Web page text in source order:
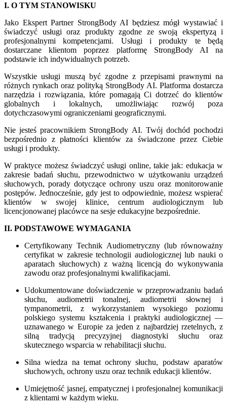
I. O TYM STANOWISKU
Jako Ekspert Partner StrongBody AI będziesz mógł wystawiać i
świadczyć usługi oraz produkty zgodne ze swoją ekspertyzą i
profesjonalnymi kompetencjami. Usługi i produkty te będą
dostarczane klientom poprzez platformę StrongBody AI na
podstawie ich indywidualnych potrzeb.
Wszystkie usługi muszą być zgodne z przepisami prawnymi na
różnych rynkach oraz polityką StrongBody AI. Platforma dostarcza
narzędzia i rozwiązania, które pomagają Ci dotrzeć do klientów
globalnych i lokalnych, umożliwiając rozwój poza
dotychczasowymi ograniczeniami geograficznymi.
Nie jesteś pracownikiem StrongBody AI. Twój dochód pochodzi
bezpośrednio z płatności klientów za świadczone przez Ciebie
usługi i produkty.
W praktyce możesz świadczyć usługi online, takie jak: edukacja w
zakresie badań słuchu, przewodnictwo w użytkowaniu urządzeń
słuchowych, porady dotyczące ochrony uszu oraz monitorowanie
postępów. Jednocześnie, gdy jest to odpowiednie, możesz wspierać
klientów w swojej klinice, centrum audiologicznym lub
licencjonowanej placówce na sesje edukacyjne bezpośrednie.
II. PODSTAWOWE WYMAGANIA
Certyfikowany Technik Audiometryczny (lub równoważny
certyfikat w zakresie technologii audiologicznej lub nauki o
aparatach słuchowych) z ważną licencją do wykonywania
zawodu oraz profesjonalnymi kwalifikacjami.
Udokumentowane doświadczenie w przeprowadzaniu badań
słuchu, audiometrii tonalnej, audiometrii słownej i
tympanometrii, z wykorzystaniem wysokiego poziomu
polskiego systemu kształcenia i praktyki audiologicznej —
uznawanego w Europie za jeden z najbardziej rzetelnych, z
silną tradycją precyzyjnej diagnostyki słuchu oraz
skutecznego wsparcia w rehabilitacji słuchu.
Silna wiedza na temat ochrony słuchu, podstaw aparatów
słuchowych, ochrony uszu oraz technik edukacji klientów.
Umiejętność jasnej, empatycznej i profesjonalnej komunikacji
z klientami w każdym wieku.